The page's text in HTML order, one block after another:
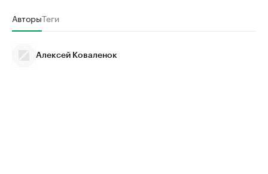
АвторыТеги
Алексей Коваленок